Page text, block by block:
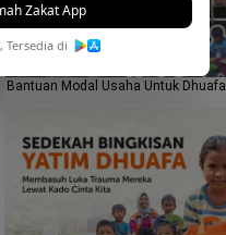
Zakat App
Tersedia di
Bantuan Modal Usaha Untuk Dhuafa